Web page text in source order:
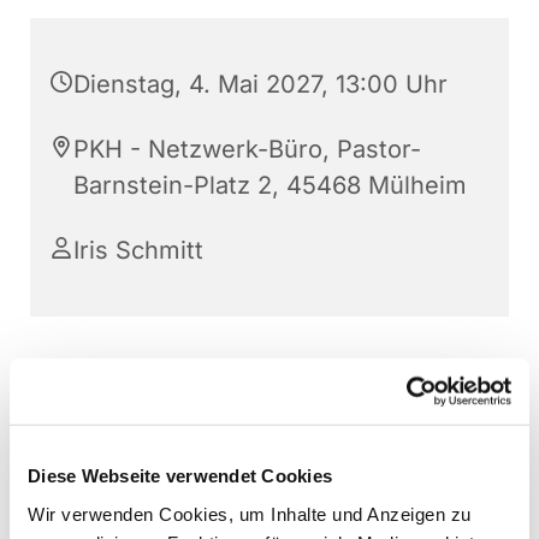
Diese Webseite verwendet Cookies
Wir verwenden Cookies, um Inhalte und Anzeigen zu
Dienstag, 4. Mai 2027, 13:00 Uhr
PKH - Netzwerk-Büro, Pastor-
Barnstein-Platz 2, 45468 Mülheim
Iris Schmitt
Kommen Sie gerne auch spontan vorbei.
Ansonsten vereinbaren Sie vorab gerne einen
Tel., 01578 64 03 672